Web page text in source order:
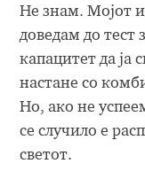
Не знам. Мојот
доведам до тест
капацитет да ја
настане со
Но, ако не
се случило е
светот.